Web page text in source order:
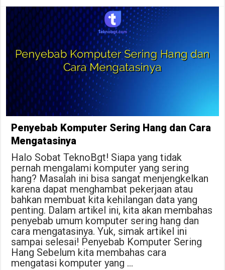
Penyebab Komputer Sering Hang dan Cara
Mengatasinya
Halo Sobat TeknoBgt! Siapa yang tidak
pernah mengalami komputer yang sering
hang? Masalah ini bisa sangat menjengkelkan
karena dapat menghambat pekerjaan atau
bahkan membuat kita kehilangan data yang
penting. Dalam artikel ini, kita akan membahas
penyebab umum komputer sering hang dan
cara mengatasinya. Yuk, simak artikel ini
sampai selesai! Penyebab Komputer Sering
Hang Sebelum kita membahas cara
mengatasi komputer yang …